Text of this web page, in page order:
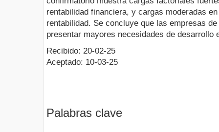
rentabilidad financiera, y cargas moderadas
rentabilidad. Se concluye que las empresas
presentar mayores necesidades de desarrollo
Recibido: 20-02-25
Aceptado: 10-03-25
Palabras clave